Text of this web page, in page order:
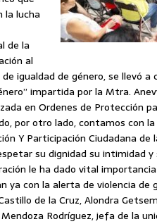
la lucha
de la
al
igualdad de género, se llevó a
impartida por la Mtra.
en Ordenes de Protección
por otro lado, contamos con
Y Participación Ciudadana de
su dignidad su intimidad
le ha dado vital
ya con la alerta de violencia de
de la Cruz, Alondra
Rodríguez, jefa de la